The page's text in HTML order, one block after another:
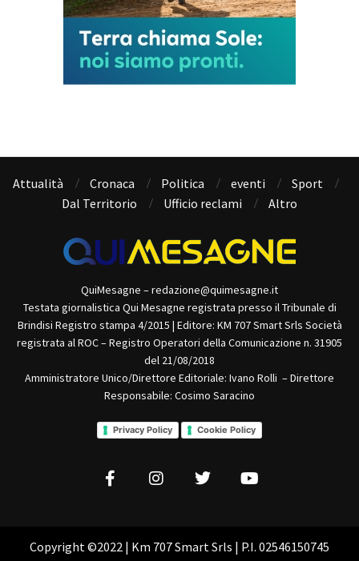
Attualità Cronaca Politica eventi
Sport
Dal Territorio
Ufficio reclami Altro
QuiMesagne – redazione@quimesagne.it
Testata giornalistica Qui Mesagne registrata presso il Tribunale di
Brindisi Registro stampa 4/2015 | Editore: KM 707 Smart Srls Società
registrata al ROC – Registro Operatori della Comunicazione n. 31905
del 21/08/2018
Amministratore Unico/Direttore Editoriale: Ivano Rolli – Direttore
Responsabile: Cosimo Saracino
Privacy Policy Cookie Policy
Copyright ©2022 | Km 707 Smart Srls | P.I. 02546150745